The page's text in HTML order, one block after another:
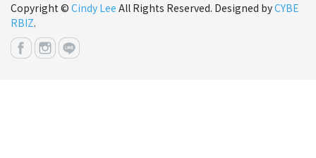
Copyright © Cindy Lee All Rights Reserved. Designed byCYBE
RBIZ.